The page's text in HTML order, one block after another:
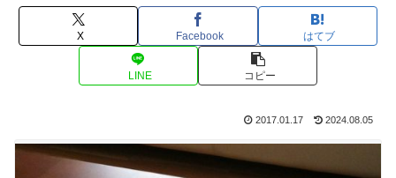
X Facebook はてブ
LINE コピー
2017.01.17 2024.08.05